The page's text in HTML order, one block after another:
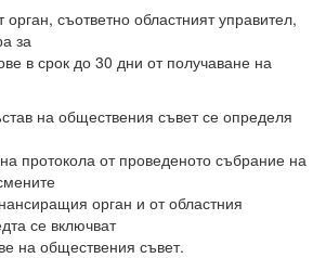
съответно областният управител,
за
в срок до 30 дни от получаване на
на обществения съвет се определя
протокола от проведеното събрание на
орган и от областния
се включват
на обществения съвет.